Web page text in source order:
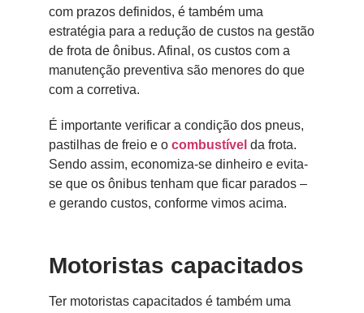
com prazos definidos, é também uma
estratégia para a redução de custos na gestão
de frota de ônibus. Afinal, os custos com a
manutenção preventiva são menores do que
com a corretiva.
É importante verificar a condição dos pneus,
pastilhas de freio e o combustível da frota.
Sendo assim, economiza-se dinheiro e evita-
se que os ônibus tenham que ficar parados –
e gerando custos, conforme vimos acima.
Motoristas capacitados
Ter motoristas capacitados é também uma